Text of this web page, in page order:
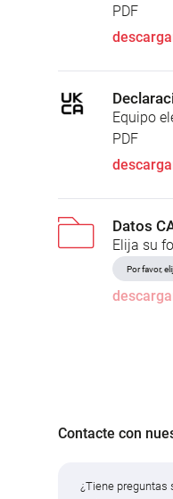
PDF
Equipo
PDF
Datos
Elija su
Contacte con
¿Tiene preguntas